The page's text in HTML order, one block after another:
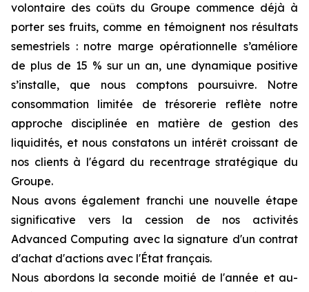
volontaire des coûts du Groupe commence déjà à
porter ses fruits, comme en témoignent nos résultats
semestriels : notre marge opérationnelle s’améliore
de plus de 15 % sur un an, une dynamique positive
s’installe, que nous comptons poursuivre. Notre
consommation limitée de trésorerie reflète notre
approche disciplinée en matière de gestion des
liquidités, et nous constatons un intérêt croissant de
nos clients à l'égard du recentrage stratégique du
Groupe.
Nous avons également franchi une nouvelle étape
significative vers la cession de nos activités
Advanced Computing avec la signature d'un contrat
d'achat d'actions avec l'État français.
Nous abordons la seconde moitié de l'année et au-